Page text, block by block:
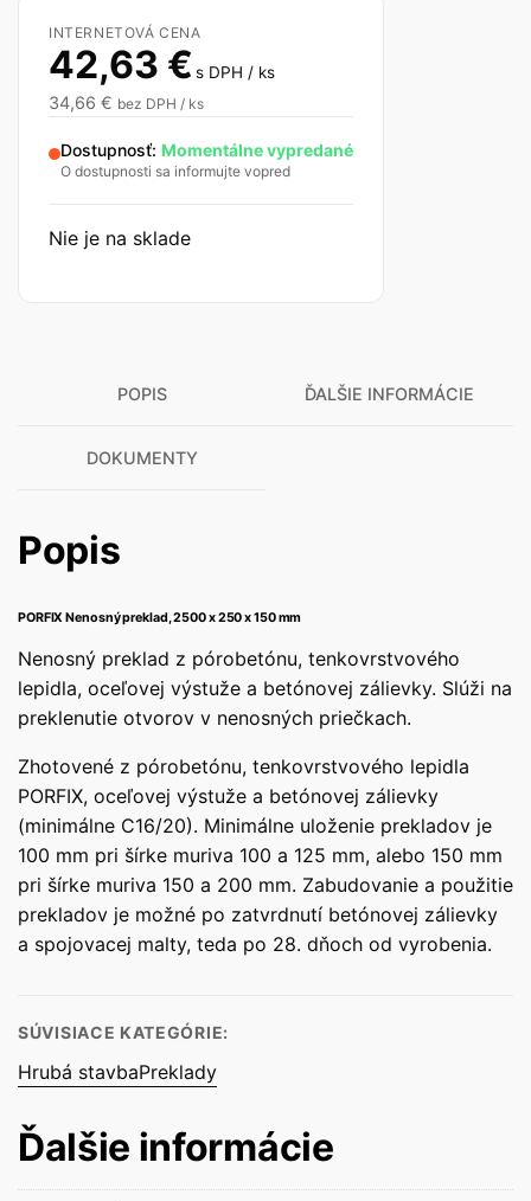
INTERNETOVÁ CENA
42,63 € s DPH / ks
34,66 € bez DPH / ks
Dostupnosť: Momentálne vypredané
O dostupnosti sa informujte vopred
Nie je na sklade
POPIS ĎALŠIE INFORMÁCIE
DOKUMENTY
Popis
PORFIX Nenosný preklad, 2500 x 250 x 150 mm
Nenosný preklad z pórobetónu, tenkovrstvového
lepidla, oceľovej výstuže a betónovej zálievky. Slúži na
preklenutie otvorov v nenosných priečkach.
Zhotovené z pórobetónu, tenkovrstvového lepidla
PORFIX, oceľovej výstuže a betónovej zálievky
(minimálne C16/20). Minimálne uloženie prekladov je
100 mm pri šírke muriva 100 a 125 mm, alebo 150 mm
pri šírke muriva 150 a 200 mm. Zabudovanie a použitie
prekladov je možné po zatvrdnutí betónovej zálievky
a spojovacej malty, teda po 28. dňoch od vyrobenia.
SÚVISIACE KATEGÓRIE:
Hrubá stavbaPreklady
Ďalšie informácie